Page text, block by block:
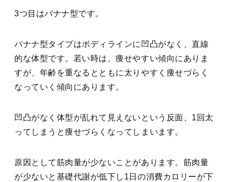
3つ目はバナナ型です。
バナナ型タイプはボディラインに凹凸がなく、直線
的な体型です。若い時は、痩せやすい傾向にありま
すが、年齢を重なるとともに太りやすく痩せづらく
なっていく傾向にあります。
凹凸がなく体型が乱れて見えないという反面、1回太
ってしまうと痩せづらくなってしまいます。
原因として筋肉量が少ないことがあります。筋肉量
が少ないと基礎代謝が低下し1日の消費カロリーが下